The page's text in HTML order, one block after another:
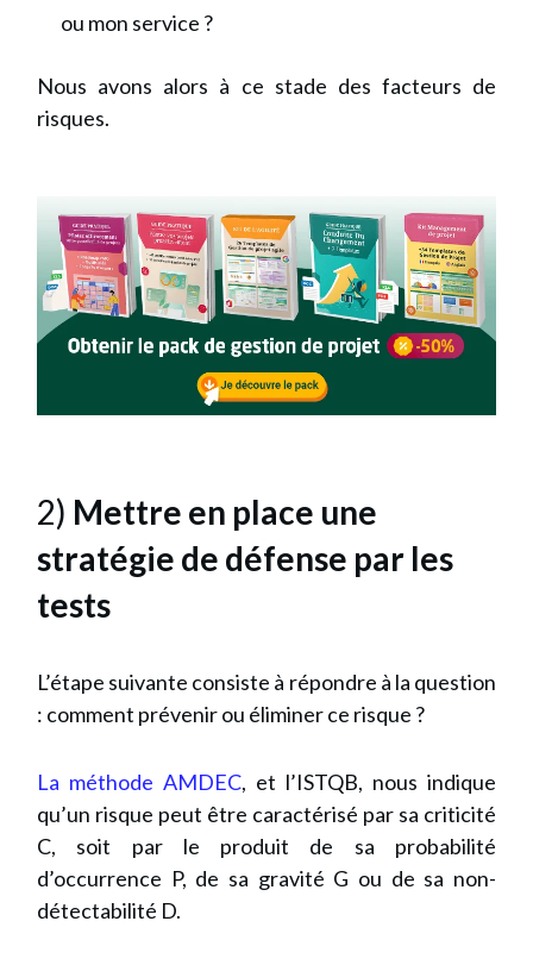
ou mon service ?
Nous avons alors à ce stade des facteurs de
risques.
2) Mettre en place une
stratégie de défense par les
tests
L’étape suivante consiste à répondre à la question
: comment prévenir ou éliminer ce risque ?
La méthode AMDEC, et l’ISTQB, nous indique
qu’un risque peut être caractérisé par sa criticité
C, soit par le produit de sa probabilité
d’occurrence P, de sa gravité G ou de sa non-
détectabilité D.